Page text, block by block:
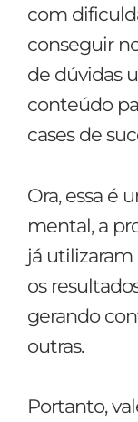
com
conseguir
de dúvidas
conteúdo
cases de
Ora, essa é
mental, a
já
os
gerando
outras.
Portanto,